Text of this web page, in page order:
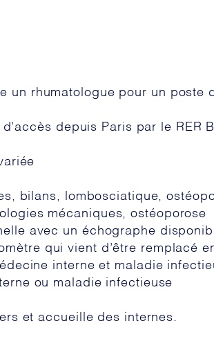
un rhumatologue pour un poste
depuis Paris par le RER
bilans, lombosciatique,
mécaniques, ostéoporose
avec un échographe
qui vient d’être remplacé
interne et maladie
ou maladie infectieuse
et accueille des internes.